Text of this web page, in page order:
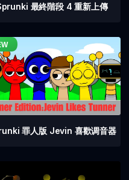
最終階段 4 重新上傳
罪人版 Jevin 喜歡调音器